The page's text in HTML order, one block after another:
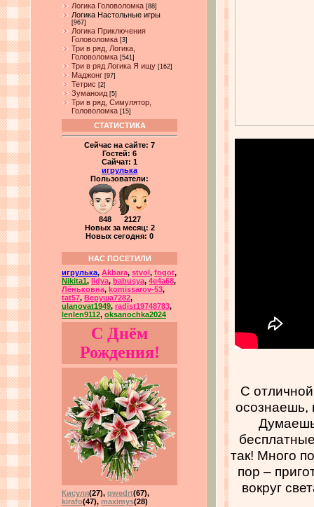
Логика Головоломка [88]
Логика Настольные игры
[967]
Логика Приключения
Головоломка [3]
Три в ряд, Логика,
Головоломка [541]
Три в ряд Логика Я ищу [162]
Маджонг [97]
Тетрис [2]
Зуманоид [5]
Три в ряд, Симулятор,
Головоломка [15]
СТАТИСТИКА
Сейчас на сайте: 7
Гостей: 6
Сайчат: 1
игрулька
Пользователи:
848 2127
Новых за месяц: 2
Новых сегодня: 0
НАС ПОСЕТИЛИ
игрулька, Akbara, stvol , fogot,
Nikita1, lidya, babusya, 4e4a68,
Лёньковна, komissarov-53,
tat57, Веруша7282,
ulanovat1949, radist19748783,
lenlen9112, oksanochka2024
С Днём
Рождения!
Кисуля(27), qwedrt(67),
kirafo(47), maximys(28)
С
осознаешь,
так! Много
пор –
вокруг